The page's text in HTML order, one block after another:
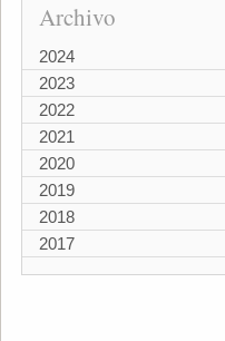
Archivo
2024
2023
2022
2021
2020
2019
2018
2017